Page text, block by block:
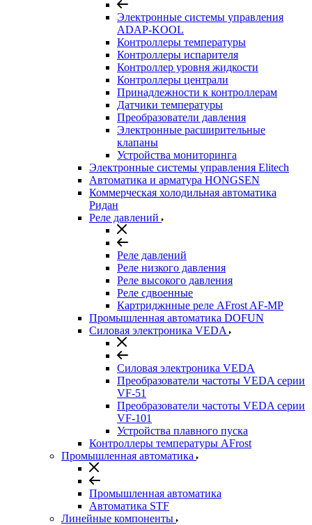
Электронные системы управления
ADAP-KOOL
Контроллеры температуры
Контроллеры испарителя
Контроллер уровня жидкости
Контроллеры централи
Принадлежности к контроллерам
Датчики температуры
Преобразователи давления
Электронные расширительные
клапаны
Устройства мониторинга
Электронные системы управления Elitech
Автоматика и арматура HONGSEN
Коммерческая холодильная автоматика
Ридан
Реле давлений
Реле давлений
Реле низкого давления
Реле высокого давления
Реле сдвоенные
Картриджнные реле AFrost AF-MP
Промышленная автоматика DOFUN
Силовая электроника VEDA
Силовая электроника VEDA
Преобразователи частоты VEDA серии
VF-51
Преобразователи частоты VEDA серии
VF-101
Устройства плавного пуска
Контроллеры температуры AFrost
Промышленная автоматика
Промышленная автоматика
Автоматика STF
Линейные компоненты